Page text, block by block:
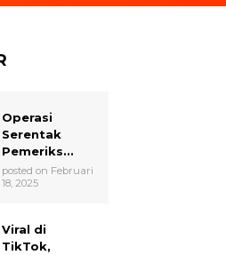
Operasi
Serentak
Pemeriks...
posted on Februari
18, 2025
Viral di
TikTok,